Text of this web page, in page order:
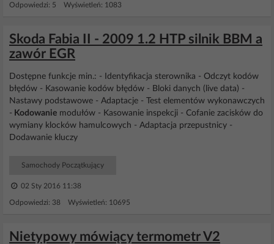
Odpowiedzi: 5 Wyświetleń: 1083
Skoda Fabia II - 2009 1.2 HTP silnik BBM a
zawór EGR
Dostępne funkcje min.: - Identyfikacja sterownika - Odczyt kodów
błędów - Kasowanie kodów błędów - Bloki danych (live data) -
Nastawy podstawowe - Adaptacje - Test elementów wykonawczych
- Kodowanie modułów - Kasowanie inspekcji - Cofanie zacisków do
wymiany klocków hamulcowych - Adaptacja przepustnicy -
Dodawanie kluczy
Samochody Początkujący
02 Sty 2016 11:38
Odpowiedzi: 38 Wyświetleń: 10695
Nietypowy mówiący termometr V2